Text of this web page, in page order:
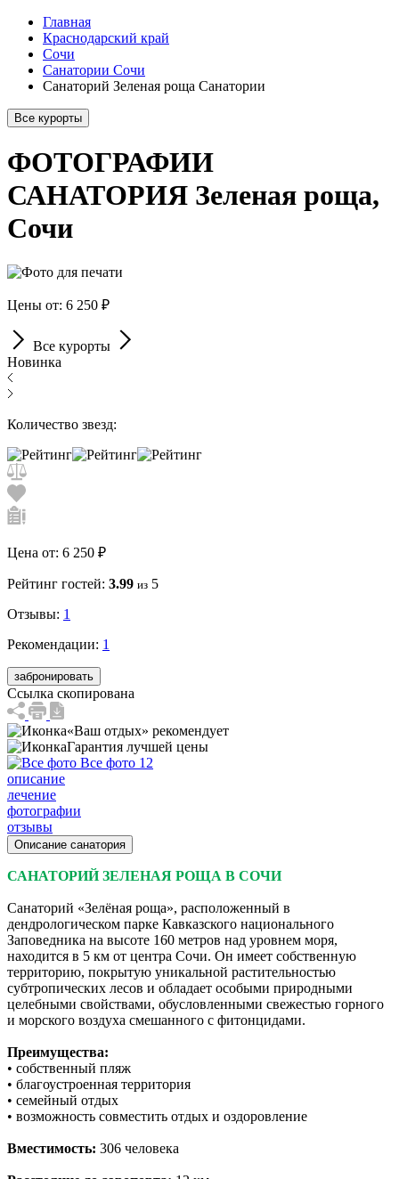
Главная
Краснодарский край
Сочи
Санатории Сочи
Санаторий Зеленая роща Санатории
Все курорты
ФОТОГРАФИИ
САНАТОРИЯ Зеленая роща,
Сочи
Цены от: 6 250 ₽
Все курорты
Новинка
Количество звезд:
Цена от: 6 250 ₽
Рейтинг гостей: 3.99 из 5
Отзывы: 1
Рекомендации: 1
забронировать
Ссылка скопирована
«Ваш отдых» рекомендует
Гарантия лучшей цены
Все фото 12
описание
лечение
фотографии
отзывы
Описание санатория
САНАТОРИЙ ЗЕЛЕНАЯ РОЩА В СОЧИ
Санаторий «Зелёная роща», расположенный в
дендрологическом парке Кавказского национального
Заповедника на высоте 160 метров над уровнем моря,
находится в 5 км от центра Сочи. Он имеет собственную
территорию, покрытую уникальной растительностью
субтропических лесов и обладает особыми природными
целебными свойствами, обусловленными свежестью горного
и морского воздуха смешанного с фитонцидами.
Преимущества:
• собственный пляж
• благоустроенная территория
• семейный отдых
• возможность совместить отдых и оздоровление
Вместимость: 306 человека